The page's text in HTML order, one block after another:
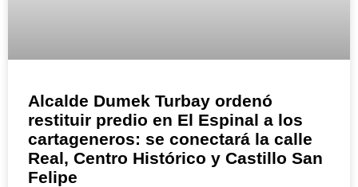
Alcalde Dumek Turbay ordenó
restituir predio en El Espinal a los
cartageneros: se conectará la calle
Real, Centro Histórico y Castillo San
Felipe